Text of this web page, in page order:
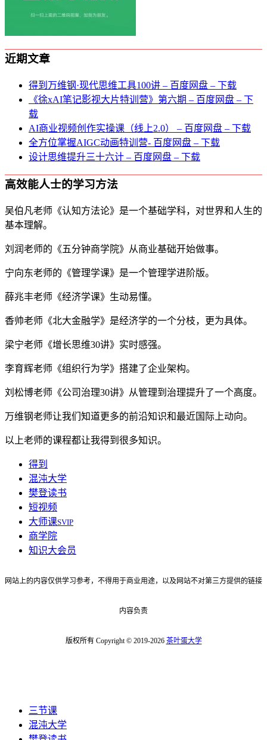
近期文章
得到万维钢·现代思维⼯具100讲 – 百度网盘 – 下载
《徐xAI笔记影视大片特训营》第六期 – 百度网盘 – 下
载
AI商业视频创作实操课（线上2.0） – 百度网盘 – 下载
全方位掌握AIGC动画特训营- 百度网盘 – 下载
设计思维提升三十六计 – 百度网盘 – 下载
高效能人士的学习方法
吴伯凡老师《认知方法论》是一个基础学科，对世界和人生的
基本理解。
刘润老师的《五分钟商学院》从商业基础开始做事。
宁向东老师的《管理学课》是一个管理学进阶版。
薛兆丰老师《经济学课》生动易懂。
香帅老师《北大金融学》是经济学的一个分枝，更为具体。
梁宁老师《增长思维30讲》实时感强。
李育辉老师《组织行为学》搭建了企业架构。
刘松博老师《公司治理30讲》从管理到治理提升了一个高度。
万维钢老师让我们知道更多的前沿知识和最近国际上动向。
以上老师的课程都让我得到很多知识。
得到
混沌大学
樊登读书
短视频
大师课SVIP
商学院
知识大会员
网站上的内容仅供学习参考，不得用于商业用途，以及网站不对第三方提供的链接
内容负责
版权所有 Copyright © 2019-2026 茶叶蛋大学
三节课
混沌大学